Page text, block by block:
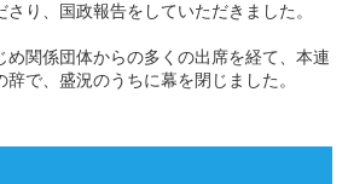
り、国政報告をしていただきました。
め関係団体からの多くの出席を経て、本連
で、盛況のうちに幕を閉じました。